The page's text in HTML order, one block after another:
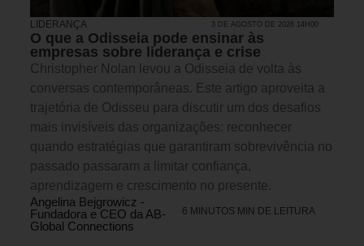
LIDERANÇA 3 DE AGOSTO DE 2026 14H00
O que a Odisseia pode ensinar às
empresas sobre liderança e crise
Christopher Nolan levou a Odisseia de volta às
conversas contemporâneas. Este artigo aproveita a
trajetória de Odisseu para discutir um dos desafios
mais invisíveis das organizações: reconhecer
quando estratégias que garantiram sobrevivência no
passado passaram a limitar confiança,
aprendizagem e crescimento no presente.
Angelina Bejgrowicz -
Fundadora e CEO da AB-
Global Connections
6 MINUTOS MIN DE LEITURA